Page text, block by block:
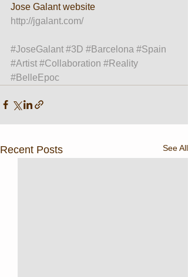
Jose Galant website
http://jgalant.com/
#JoseGalant #3D #Barcelona #Spain
#Artist #Collaboration #Reality
#BelleEpoc
Recent Posts See All